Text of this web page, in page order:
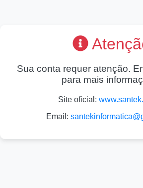
Sua conta requer atenção.
para mais
Site oficial:
Email: